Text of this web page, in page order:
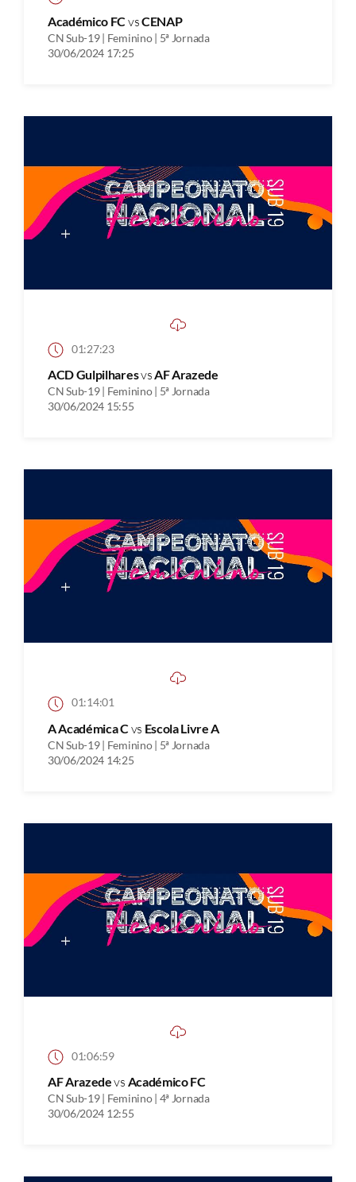
Académico FCvsCENAP
CN Sub-19 | Feminino | 5ª Jornada
30/06/2024 17:25
01:27:23
ACD GulpilharesvsAF Arazede
CN Sub-19 | Feminino | 5ª Jornada
30/06/2024 15:55
01:14:01
A Académica Cvs Escola Livre A
CN Sub-19 | Feminino | 5ª Jornada
30/06/2024 14:25
01:06:59
AF Arazedevs Académico FC
CN Sub-19 | Feminino | 4ª Jornada
30/06/2024 12:55